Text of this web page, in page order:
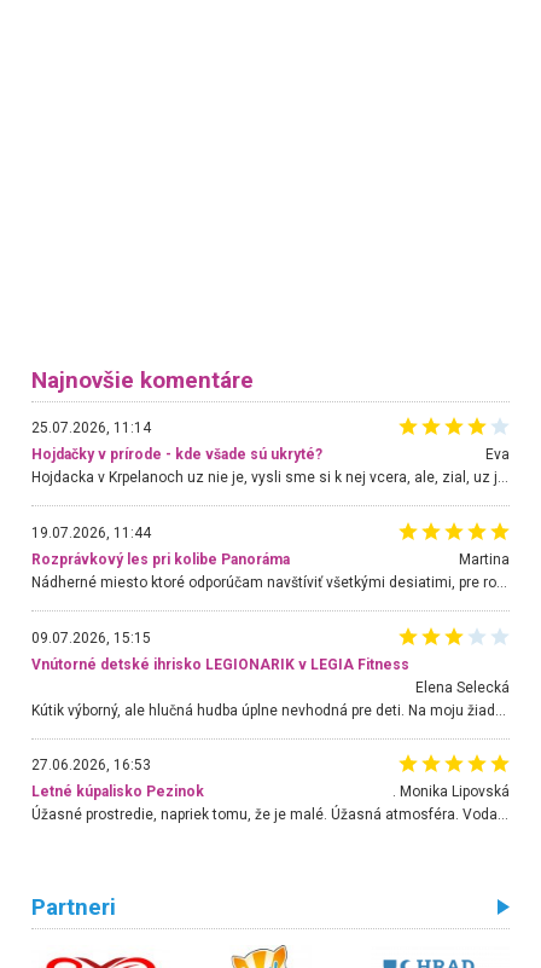
Najnovšie komentáre
25.07.2026, 11:14
Hojdačky v prírode - kde všade sú ukryté?
Eva
Hojdacka v Krpelanoch uz nie je, vysli sme si k nej vcera, ale, zial, uz je znicena. Ak sem planujete cestu len kvoli hojdacke, mozete si ju usetrit. Krasny vyhlad je tu vsak aj bez hojdacky :-)
19.07.2026, 11:44
Rozprávkový les pri kolibe Panoráma
Martina
Nádherné miesto ktoré odporúčam navštíviť všetkými desiatimi, pre rodiny s deťmi, dôchodcom... Proste a jednoducho ozaj rozprávkový les.. určite ešte prídeme. Odniesli sme si na pamiatku krásne tričká,
09.07.2026, 15:15
Vnútorné detské ihrisko LEGIONARIK v LEGIA Fitness
Elena Selecká
27.06.2026, 16:53
Letné kúpalisko Pezinok
. Monika Lipovská
Úžasné prostredie, napriek tomu, že je malé. Úžasná atmosféra. Voda fantastická a nádherná. Ľudí je pomerne veľa, ale su mili a ohľaduplní. Je veľmi zaujímavé sledovať, ako dokážu spolu športovať cudzí ľudia a bez ohľadu na vek. Vládne tu pohoda. Vnuka neviem dostať z vody. Ďakujem za krásny deň . Urcite sa sem vrátim. Jediný problém je s parkovaním, ale aj ten sa mi podarilo vyriešiť. Monika Bratislava
Partneri